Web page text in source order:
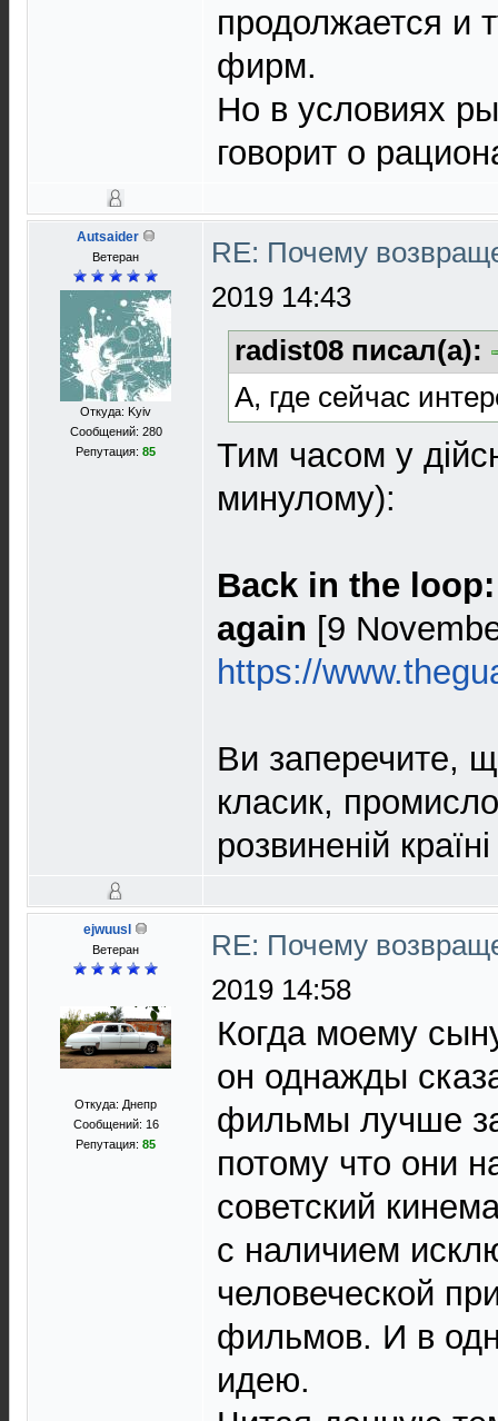
продолжается и
фирм.
Но в условиях
говорит о
Autsaider
Ветеран
Откуда: Kyiv
Сообщений: 280
Репутация: 85
RE: Почему
2019 14:43
radist08 писал(а):
А, где сейчас
Тим часом у
минулому):
Back in the
again [9
https://
Ви заперечите,
класик,
розвиненій
ejwuusl
Ветеран
Откуда: Днепр
Сообщений: 16
Репутация: 85
RE: Почему
2019 14:58
Когда моему
он однажды
фильмы лучше
потому что они
советский
с наличием
человеческой
фильмов. И в
идею.